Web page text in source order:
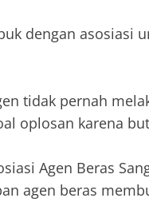
dengan asosiasi
tidak pernah
oplosan karena
Agen Beras
agen beras